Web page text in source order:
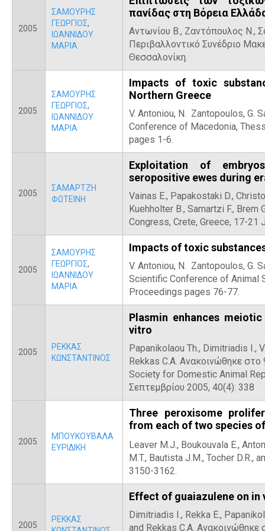
2005
ΣΑΜΟΥΡΗΣ
ΓΕΩΡΓΙΟΣ,
ΙΩΑΝΝΙΔΟΥ
ΜΑΡΙΑ
πανίδας στη Βόρεια
Αντωνίου Β., Ζαντόπουλος Ν.,
Περιβαλλοντικό Συνέδριο
Θεσσαλονίκη.
2005
ΣΑΜΟΥΡΗΣ
ΓΕΩΡΓΙΟΣ,
ΙΩΑΝΝΙΔΟΥ
ΜΑΡΙΑ
Impacts of toxic
Northern Greece
V. Antoniou, N. Zantopoulos, G.
Conference of Macedonia,
pages 1-6.
2005
ΣΑΜΑΡΤΖΗ
ΦΩΤΕΙΝΗ
Exploitation of
seropositive ewes during
Vainas E., Papakostaki D.,
Kuehholter B., Samartzi F.,
Congress, Crete, Greece, 17-21
2005
ΣΑΜΟΥΡΗΣ
ΓΕΩΡΓΙΟΣ,
ΙΩΑΝΝΙΔΟΥ
ΜΑΡΙΑ
Impacts of toxic
V. Antoniou, N. Zantopoulos, G.
Scientific Conference of Animal
Proceedings pages 76-77.
2005
ΡΕΚΚΑΣ
ΚΩΝΣΤΑΝΤΙΝΟΣ
Plasmin enhances
vitro
Papanikolaou Th., Dimitriadis I.,
Rekkas C.A. Ανακοινώθηκε στο
Society for Domestic Animal
Σεπτεμβρίου 2005, 40(4): 338
2005
ΜΠΟΥΚΟΥΒΑΛΑ
ΕΥΡΙΔΙΚΗ
Three peroxisome
from each of two species
Leaver M.J., Boukouvala E.,
M.T., Bautista J.M., Tocher D.R.,
3150-3162.
2005
ΡΕΚΚΑΣ
Effect of guaiazulene on
Dimitriadis I., Rekka E.,
and Rekkas C.A. Ανακοινώθηκε